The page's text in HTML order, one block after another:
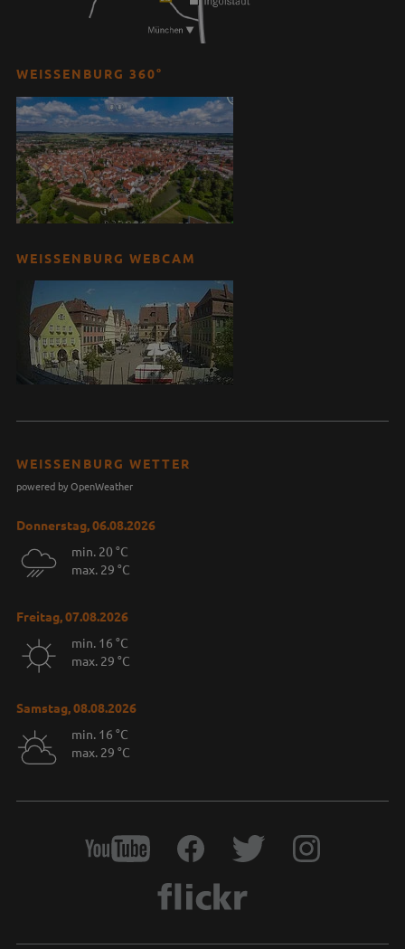
WEISSENBURG 360°
WEISSENBURG WEBCAM
WEISSENBURG WETTER
powered by OpenWeather
Donnerstag, 06.08.2026
min. 20 °C
max. 29 °C
Freitag, 07.08.2026
min. 16 °C
max. 29 °C
Samstag, 08.08.2026
min. 16 °C
max. 29 °C